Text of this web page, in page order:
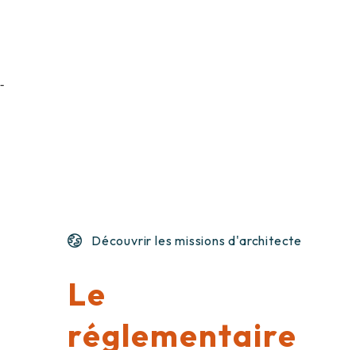
-
Découvrir les missions d'architecte
Le
réglementaire